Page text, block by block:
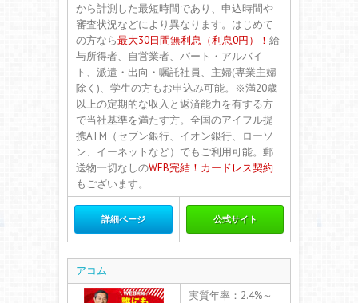
から計測した最短時間であり、 申込時間や
審査状況などにより異なります。はじめて
の方なら最大30日間無利息（利息0円）！ 給
与所得者、自営業者、パート・アルバイ
ト、派遣・出向・嘱託社員、主婦(専業主婦
除く)、学生の方もお申込み可能。※満20歳
以上の定期的な収入と返済能力を有する方
で当社基準を満たす方。全国のアイフル提
携ATM（セブン銀行、イオン銀行、ローソ
ン、イーネットなど）でもご利用可能。郵
送物一切なしのWEB完結！カードレス契約
もございます。
詳細ページ 公式サイト
アコム
実質年率：2.4%～